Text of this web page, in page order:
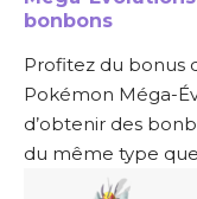
bonbons
Profitez du bonus
Pokémon Méga-
d’obtenir des
du même type